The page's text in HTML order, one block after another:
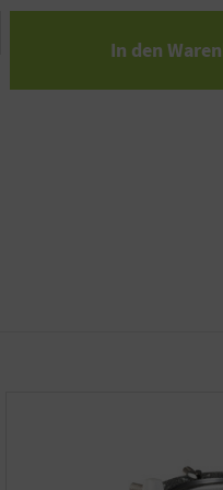
den gewünschten
In den